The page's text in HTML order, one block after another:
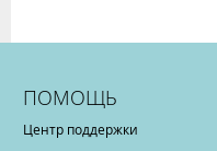
ПОМОЩЬ
Центр поддержки